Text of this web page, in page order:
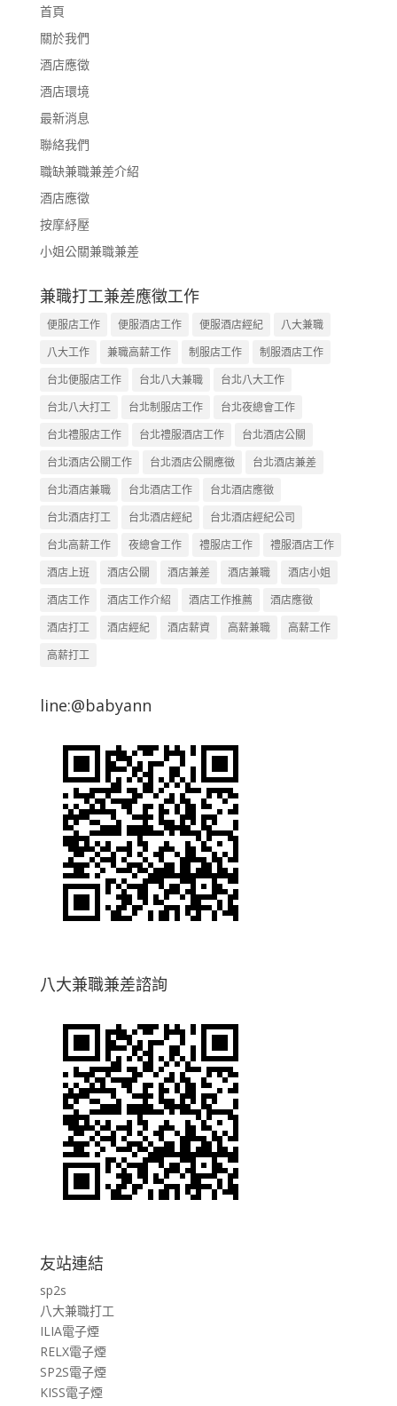
首頁
關於我們
酒店應徵
酒店環境
最新消息
聯絡我們
職缺兼職兼差介紹
酒店應徵
按摩紓壓
小姐公關兼職兼差
兼職打工兼差應徵工作
便服店工作 便服酒店工作 便服酒店經紀
八大兼職
八大工作
兼職高薪工作 制服店工作
制服酒店工作
台北便服店工作
台北八大兼職
台北八大工作
台北八大打工
台北制服店工作
台北夜總會工作
台北禮服店工作
台北禮服酒店工作
台北酒店公關
台北酒店公關工作
台北酒店公關應徵
台北酒店兼差
台北酒店兼職
台北酒店工作
台北酒店應徵
台北酒店打工
台北酒店經紀
台北酒店經紀公司
台北高薪工作
夜總會工作 禮服店工作
禮服酒店工作
酒店上班
酒店公關 酒店兼差 酒店兼職
酒店小姐
酒店工作
酒店工作介紹 酒店工作推薦
酒店應徵
酒店打工
酒店經紀 酒店薪資 高薪兼職
高薪工作
高薪打工
line:@babyann
八大兼職兼差諮詢
友站連結
sp2s
八大兼職打工
ILIA電子煙
RELX電子煙
SP2S電子煙
KISS電子煙